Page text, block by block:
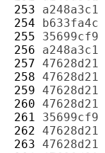
253 a248a3c1
254 b633fa4c
255 35699cf9
256 a248a3c1
257 47628d21
258 47628d21
259 47628d21
260 47628d21
261 35699cf9
262 47628d21
263 47628d21